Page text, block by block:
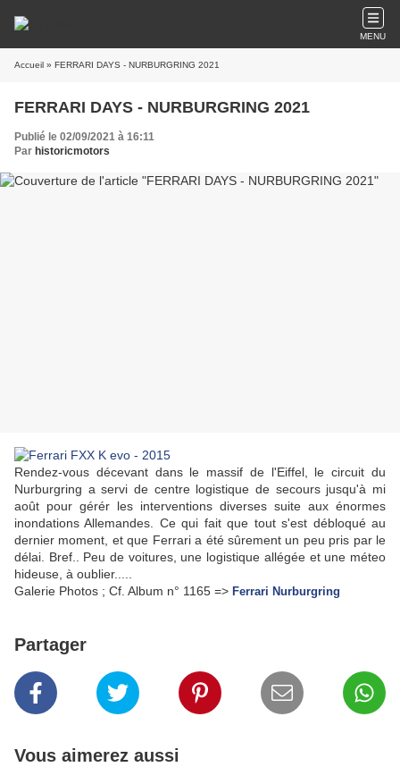
MENU
Accueil » FERRARI DAYS - NURBURGRING 2021
FERRARI DAYS - NURBURGRING 2021
Publié le 02/09/2021 à 16:11
Par historicmotors
Rendez-vous décevant dans le massif de l'Eiffel, le circuit du
Nurburgring a servi de centre logistique de secours jusqu'à mi
août pour gérér les interventions diverses suite aux énormes
inondations Allemandes. Ce qui fait que tout s'est débloqué au
dernier moment, et que Ferrari a été sûrement un peu pris par le
délai. Bref.. Peu de voitures, une logistique allégée et une méteo
hideuse, à oublier.....
Galerie Photos ; Cf. Album n° 1165 => Ferrari Nurburgring
Partager
Vous aimerez aussi